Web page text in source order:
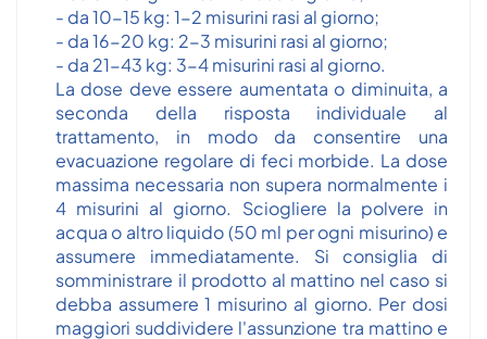
- da 10-15 kg: 1-2 misurini rasi al giorno;
- da 16-20 kg: 2-3 misurini rasi al giorno;
- da 21-43 kg: 3-4 misurini rasi al giorno.
La dose deve essere aumentata o diminuita, a
seconda della risposta individuale al
trattamento, in modo da consentire una
evacuazione regolare di feci morbide. La dose
massima necessaria non supera normalmente i
4 misurini al giorno. Sciogliere la polvere in
acqua o altro liquido (50 ml per ogni misurino) e
assumere immediatamente. Si consiglia di
somministrare il prodotto al mattino nel caso si
debba assumere 1 misurino al giorno. Per dosi
maggiori suddividere l'assunzione tra mattino e